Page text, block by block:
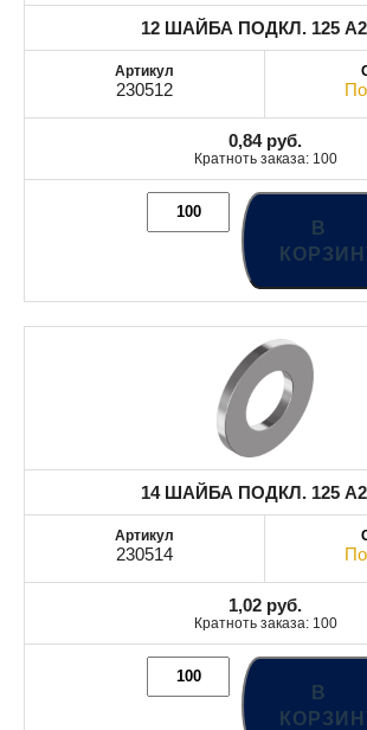
12 ШАЙБА ПОДКЛ. 125 A2
230512
0,84 руб.
Кратноть заказа: 100
В
14 ШАЙБА ПОДКЛ. 125 A2
230514
1,02 руб.
Кратноть заказа: 100
В